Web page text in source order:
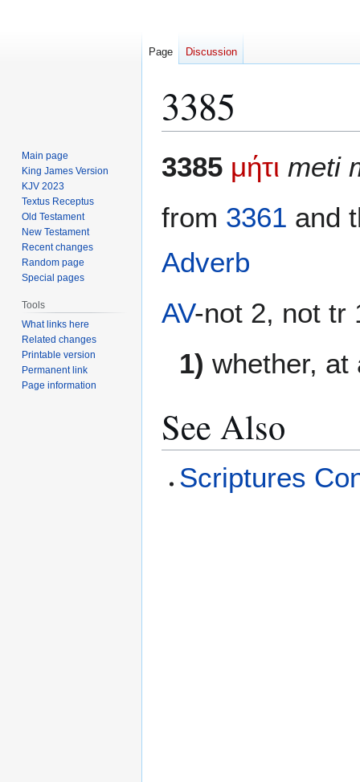
3385
to
to
3385 μήτι meti
from 3361 and
Adverb
AV-not 2, not tr
1) whether, at
See Also
Scriptures
Page Discussion
Main page
King James Version
KJV 2023
Textus Receptus
Old Testament
New Testament
Recent changes
Random page
Special pages
Tools
What links here
Related changes
Printable version
Permanent link
Page information